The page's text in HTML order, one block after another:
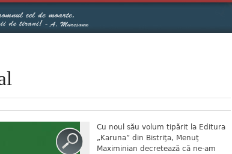
Cu noul său volum tipărit la Editura
„Karuna” din Bistriţa, Menuţ
Maximinian decretează că ne-am